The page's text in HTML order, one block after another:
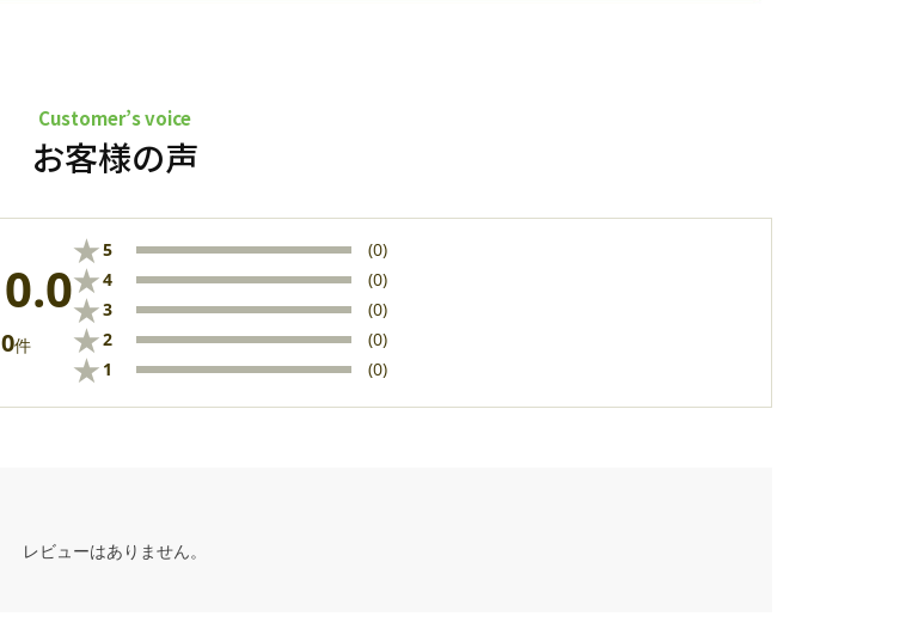
Customer’s voice
お客様の声
0.0
0件
★5 (0)
★4 (0)
★3 (0)
★2 (0)
★ 1 (0)
レビューはありません。